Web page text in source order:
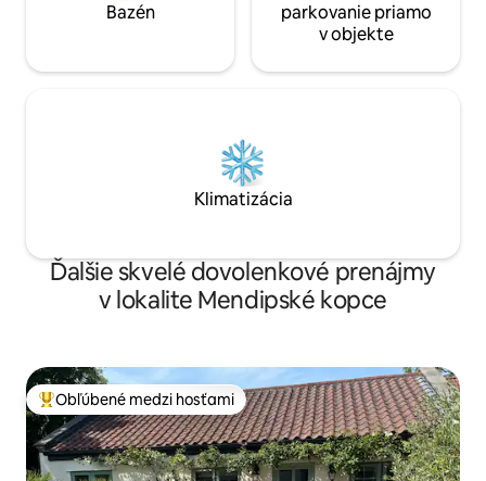
Bazén
parkovanie priamo
v objekte
Klimatizácia
Ďalšie skvelé dovolenkové prenájmy
v lokalite Mendipské kopce
Najobľúbenejšie medzi hosťami
Obľúbené medzi hosťami